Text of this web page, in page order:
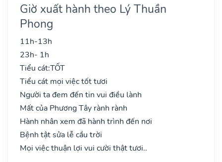
Giờ xuất hành theo Lý Thuần
Phong
11h-13h
23h- 1h
Tiểu cát:TỐT
Tiểu cát mọi việc tốt tươi
Người ta đem đến tin vui điều lành
Mất của Phương Tây rành rành
Hành nhân xem đã hành trình đến nơi
Bệnh tật sửa lễ cầu trời
Mọi việc thuận lợi vui cười thật tươi..